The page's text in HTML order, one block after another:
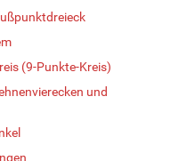
(9-Punkte-Kreis)
und